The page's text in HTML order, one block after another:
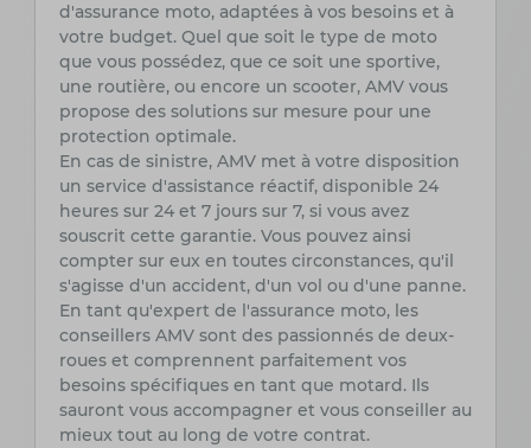
d'assurance moto, adaptées à vos besoins et à
votre budget. Quel que soit le type de moto
que vous possédez, que ce soit une sportive,
une routière, ou encore un scooter, AMV vous
propose des solutions sur mesure pour une
protection optimale.
En cas de sinistre, AMV met à votre disposition
un service d'assistance réactif, disponible 24
heures sur 24 et 7 jours sur 7, si vous avez
souscrit cette garantie. Vous pouvez ainsi
compter sur eux en toutes circonstances, qu'il
s'agisse d'un accident, d'un vol ou d'une panne.
En tant qu'expert de l'assurance moto, les
conseillers AMV sont des passionnés de deux-
roues et comprennent parfaitement vos
besoins spécifiques en tant que motard. Ils
sauront vous accompagner et vous conseiller au
mieux tout au long de votre contrat.